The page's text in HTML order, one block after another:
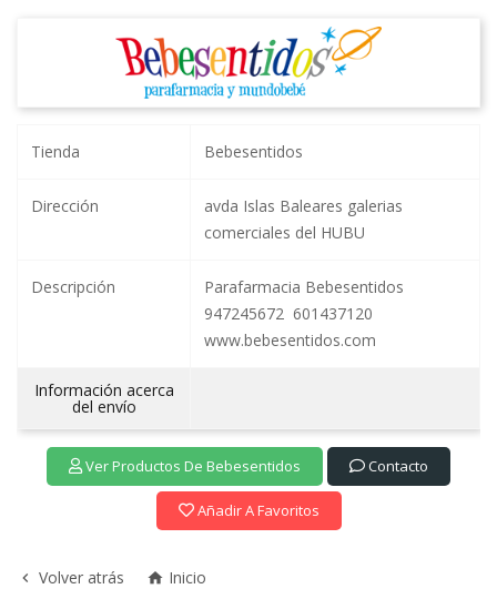
Tienda Bebesentidos
Dirección
avda Islas Baleares galerias
comerciales del HUBU
Descripción
Parafarmacia Bebesentidos
947245672 601437120
www.bebesentidos.com
Información acerca
del envío
Ver Productos De Bebesentidos Contacto
Añadir A Favoritos
 Volver atrás  Inicio